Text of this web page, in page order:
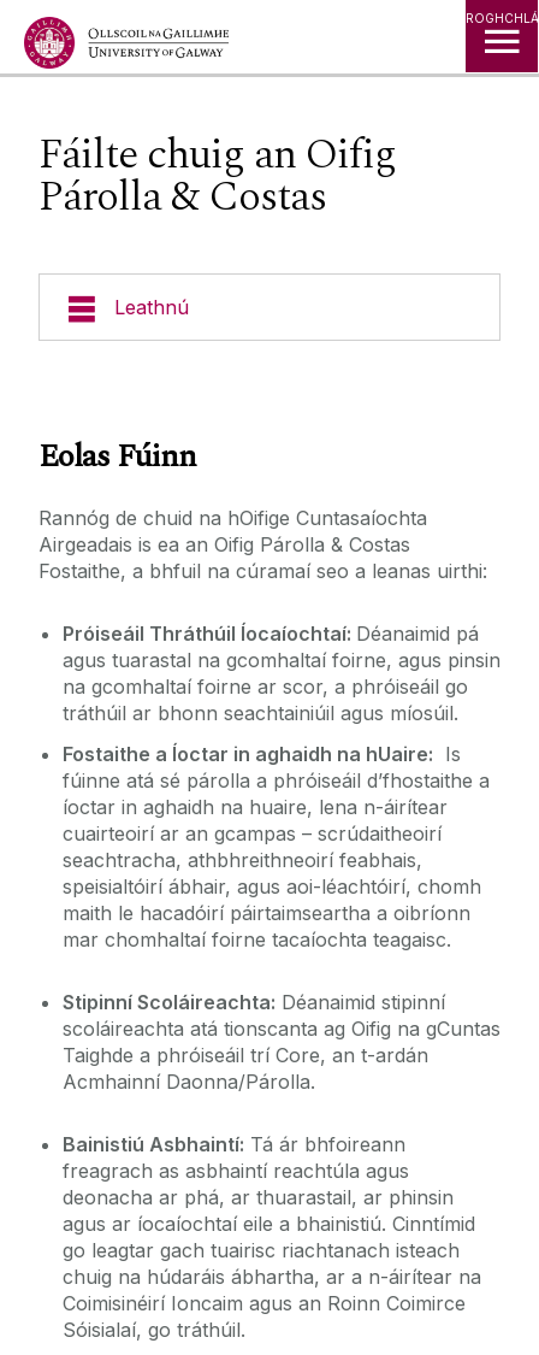
Léim go Ábhar
Fáilte chuig an Oifig
Párolla & Costas
Leathnú
Foirgnimh & Eastáit
Seirbhísí do Mhic Léinn
Cumainn na Mac Léinn
Oifig an Uachtaráin Ionaid & Meabhránaí
Láithreán na Foirne
An tIonad Forbartha Gairmeacha
Lá Oscailte Fochéime
Clárlann
Daltaí Ardteistiméireachta
Fáilte chuig an Oifig Párolla & Costas
Costais Taistil & Chothabhála
Eolas faoi Phárolla
Eolas Fúinn
Rannóg de chuid na hOifige Cuntasaíochta
Airgeadais is ea an Oifig Párolla & Costas
Fostaithe, a bhfuil na cúramaí seo a leanas uirthi:
Próiseáil Thráthúil Íocaíochtaí: Déanaimid pá
agus tuarastal na gcomhaltaí foirne, agus pinsin
na gcomhaltaí foirne ar scor, a phróiseáil go
tráthúil ar bhonn seachtainiúil agus míosúil.
Fostaithe a Íoctar in aghaidh na hUaire: Is
fúinne atá sé párolla a phróiseáil d’fhostaithe a
íoctar in aghaidh na huaire, lena n-áirítear
cuairteoirí ar an gcampas – scrúdaitheoirí
seachtracha, athbhreithneoirí feabhais,
speisialtóirí ábhair, agus aoi-léachtóirí, chomh
maith le hacadóirí páirtaimseartha a oibríonn
mar chomhaltaí foirne tacaíochta teagaisc.
Stipinní Scoláireachta: Déanaimid stipinní
scoláireachta atá tionscanta ag Oifig na gCuntas
Taighde a phróiseáil trí Core, an t-ardán
Acmhainní Daonna/Párolla.
Bainistiú Asbhaintí: Tá ár bhfoireann
freagrach as asbhaintí reachtúla agus
deonacha ar phá, ar thuarastail, ar phinsin
agus ar íocaíochtaí eile a bhainistiú. Cinntímid
go leagtar gach tuairisc riachtanach isteach
chuig na húdaráis ábhartha, ar a n-áirítear na
Coimisinéirí Ioncaim agus an Roinn Coimirce
Sóisialaí, go tráthúil.